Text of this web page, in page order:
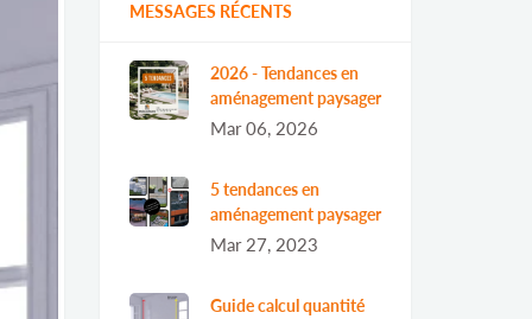
MESSAGES RÉCENTS
2026 - Tendances en
aménagement paysager
Mar 06, 2026
5 tendances en
aménagement paysager
Mar 27, 2023
Guide calcul quantité